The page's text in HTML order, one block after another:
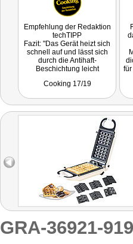
Empfehlung der Redaktion
techTIPP
Fazit: "Das Gerät heizt sich
schnell auf und lässt sich
durch die Antihaft-
Beschichtung leicht
verschiedenen Funktionen
jeder Küche ein Muss!"
Cooking 17/19
GRA-36921-